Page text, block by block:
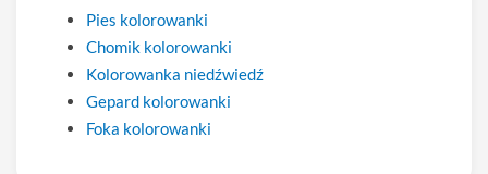
Pies kolorowanki
Chomik kolorowanki
Kolorowanka niedźwiedź
Gepard kolorowanki
Foka kolorowanki